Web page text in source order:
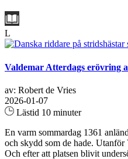
L
Valdemar Atterdags erövring
av: Robert de Vries
2026-01-07
Lästid 10 minuter
En varm sommardag 1361
och skydd som de hade. Utanför
Och efter att platsen blivit